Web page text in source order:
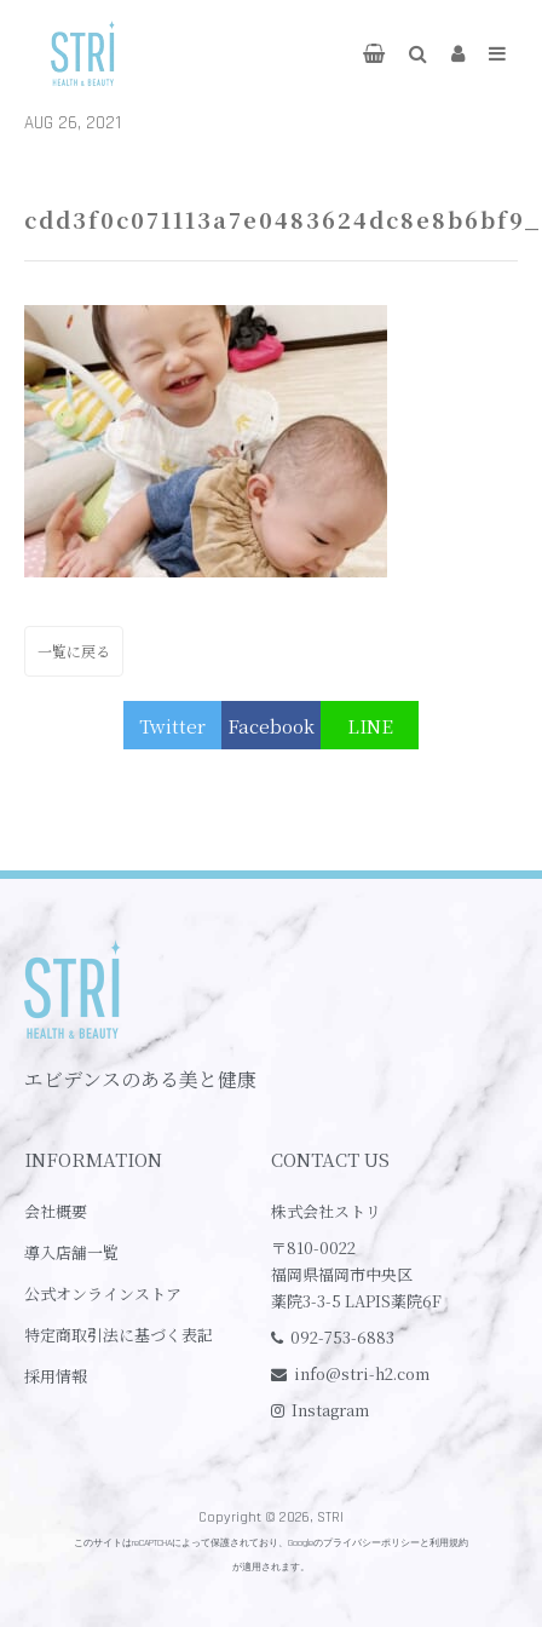
AUG 26, 2021
一覧に戻る
Twitter Facebook LINE
エビデンスのある美と健康
INFORMATION
会社概要
導入店舗一覧
公式オンラインストア
特定商取引法に基づく表記
採用情報
CONTACT US
株式会社ストリ
〒810-0022
福岡県福岡市中央区
薬院3-3-5 LAPIS薬院6F
092-753-6883
info@stri-h2.com
Instagram
Copyright © 2026, STRI
このサイトはreCAPTCHAによって保護されており、Googleのプライバシーポリシーと利用規約
が適用されます。